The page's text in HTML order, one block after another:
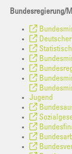
Bundesregierung/
Jugend